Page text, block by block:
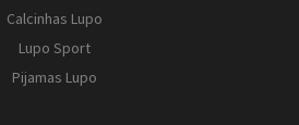
Calcinhas Lupo
Lupo Sport
Pijamas Lupo